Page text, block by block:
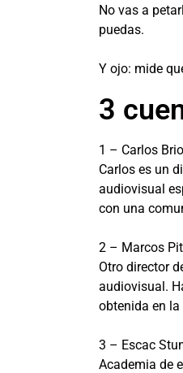
No vas a
puedas.
Y ojo: mide
3
1 – Carlos
Carlos es un
audiovisual
con una
2 – Marcos
Otro director
audiovisual.
obtenida en
3 – Escac
Academia de